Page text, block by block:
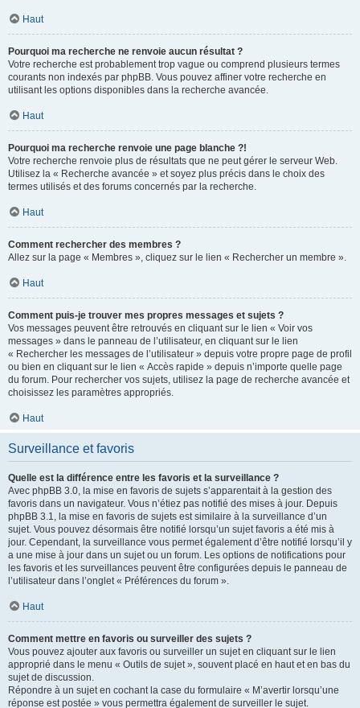
Haut
Pourquoi ma recherche ne renvoie aucun résultat ?
Votre recherche est probablement trop vague ou comprend plusieurs termes
courants non indexés par phpBB. Vous pouvez affiner votre recherche en
utilisant les options disponibles dans la recherche avancée.
Haut
Pourquoi ma recherche renvoie une page blanche ?!
Votre recherche renvoie plus de résultats que ne peut gérer le serveur Web.
Utilisez la « Recherche avancée » et soyez plus précis dans le choix des
termes utilisés et des forums concernés par la recherche.
Haut
Comment rechercher des membres ?
Allez sur la page « Membres », cliquez sur le lien « Rechercher un membre ».
Haut
Comment puis-je trouver mes propres messages et sujets ?
Vos messages peuvent être retrouvés en cliquant sur le lien « Voir vos
messages » dans le panneau de l’utilisateur, en cliquant sur le lien
« Rechercher les messages de l’utilisateur » depuis votre propre page de profil
ou bien en cliquant sur le lien « Accès rapide » depuis n’importe quelle page
du forum. Pour rechercher vos sujets, utilisez la page de recherche avancée et
choisissez les paramètres appropriés.
Haut
Surveillance et favoris
Quelle est la différence entre les favoris et la surveillance ?
Avec phpBB 3.0, la mise en favoris de sujets s’apparentait à la gestion des
favoris dans un navigateur. Vous n’étiez pas notifié des mises à jour. Depuis
phpBB 3.1, la mise en favoris de sujets est similaire à la surveillance d’un
sujet. Vous pouvez désormais être notifié lorsqu’un sujet favoris a été mis à
jour. Cependant, la surveillance vous permet également d’être notifié lorsqu’il y
a une mise à jour dans un sujet ou un forum. Les options de notifications pour
les favoris et les surveillances peuvent être configurées depuis le panneau de
l’utilisateur dans l’onglet « Préférences du forum ».
Haut
Comment mettre en favoris ou surveiller des sujets ?
Vous pouvez ajouter aux favoris ou surveiller un sujet en cliquant sur le lien
approprié dans le menu « Outils de sujet », souvent placé en haut et en bas du
sujet de discussion.
Répondre à un sujet en cochant la case du formulaire « M’avertir lorsqu’une
réponse est postée » vous permettra également de surveiller le sujet.